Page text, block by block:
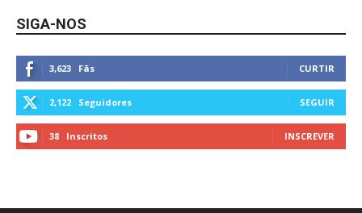
SIGA-NOS
3,623 Fãs CURTIR
2,122 Seguidores SEGUIR
38 Inscritos INSCREVER